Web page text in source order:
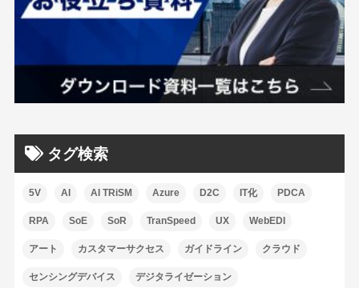
タグ検索
5V AI AI TRiSM Azure D2C IT化 PDCA
RPA SoE SoR TranSpeed UX WebEDI
アート カスタマーサクセス ガイドライン クラウド
センシングデバイス デジタライゼーション